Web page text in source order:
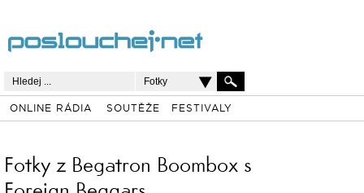
Fotky
ONLINE RÁDIA SOUTĚŽE FESTIVALY
Fotky z Begatron Boombox s